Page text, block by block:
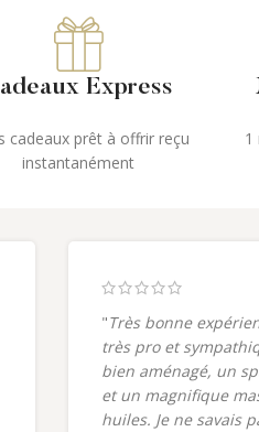
l'éclat de la peaux.
Express
cadeaux prêt à offrir reçu
instantanément
1
"Très bonne
très pro et
bien aménagé, un
et un magnifique
huiles. Je ne savais